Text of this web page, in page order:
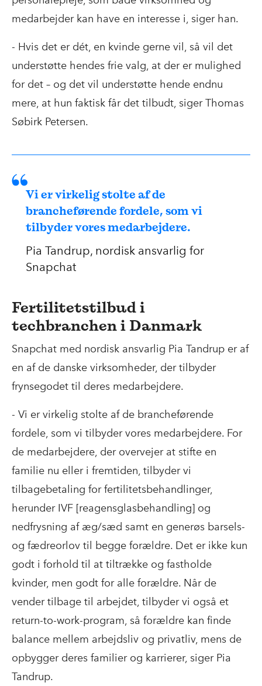
medarbejder kan have en interesse i, siger han.
- Hvis det er dét, en kvinde gerne vil, så vil det
understøtte hendes frie valg, at der er mulighed
for det – og det vil understøtte hende endnu
mere, at hun faktisk får det tilbudt, siger Thomas
Søbirk Petersen.
Vi er virkelig stolte af de
brancheførende fordele, som vi
tilbyder vores medarbejdere.
Pia Tandrup, nordisk ansvarlig for
Snapchat
Fertilitetstilbud i
techbranchen i Danmark
Snapchat med nordisk ansvarlig Pia Tandrup er af
en af de danske virksomheder, der tilbyder
frynsegodet til deres medarbejdere.
- Vi er virkelig stolte af de brancheførende
fordele, som vi tilbyder vores medarbejdere. For
de medarbejdere, der overvejer at stifte en
familie nu eller i fremtiden, tilbyder vi
tilbagebetaling for fertilitetsbehandlinger,
herunder IVF [reagensglasbehandling] og
nedfrysning af æg/sæd samt en generøs barsels-
og fædreorlov til begge forældre. Det er ikke kun
godt i forhold til at tiltrække og fastholde
kvinder, men godt for alle forældre. Når de
vender tilbage til arbejdet, tilbyder vi også et
return-to-work-program, så forældre kan finde
balance mellem arbejdsliv og privatliv, mens de
opbygger deres familier og karrierer, siger Pia
Tandrup.